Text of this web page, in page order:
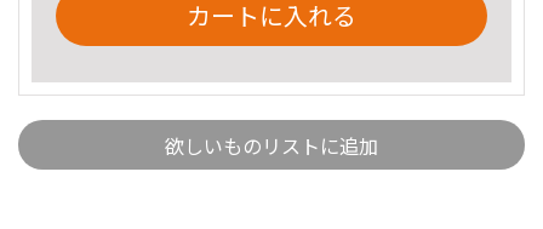
カートに入れる
欲しいものリストに追加